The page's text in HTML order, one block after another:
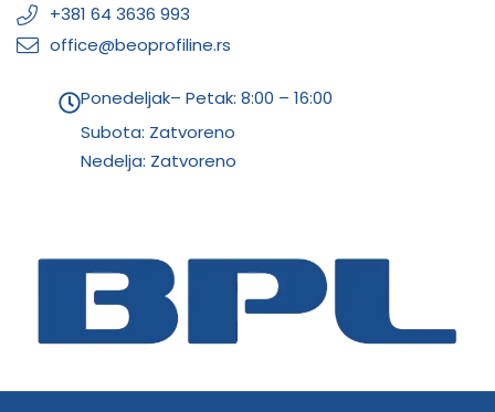
+381 64 3636 993
office@beoprofiline.rs
Ponedeljak– Petak: 8:00 – 16:00
Subota: Zatvoreno
Nedelja: Zatvoreno